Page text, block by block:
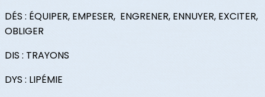
DÉS : ÉQUIPER, EMPESER, ENGRENER, ENNUYER, EXCITER,
OBLIGER
DIS : TRAYONS
DYS : LIPÉMIE